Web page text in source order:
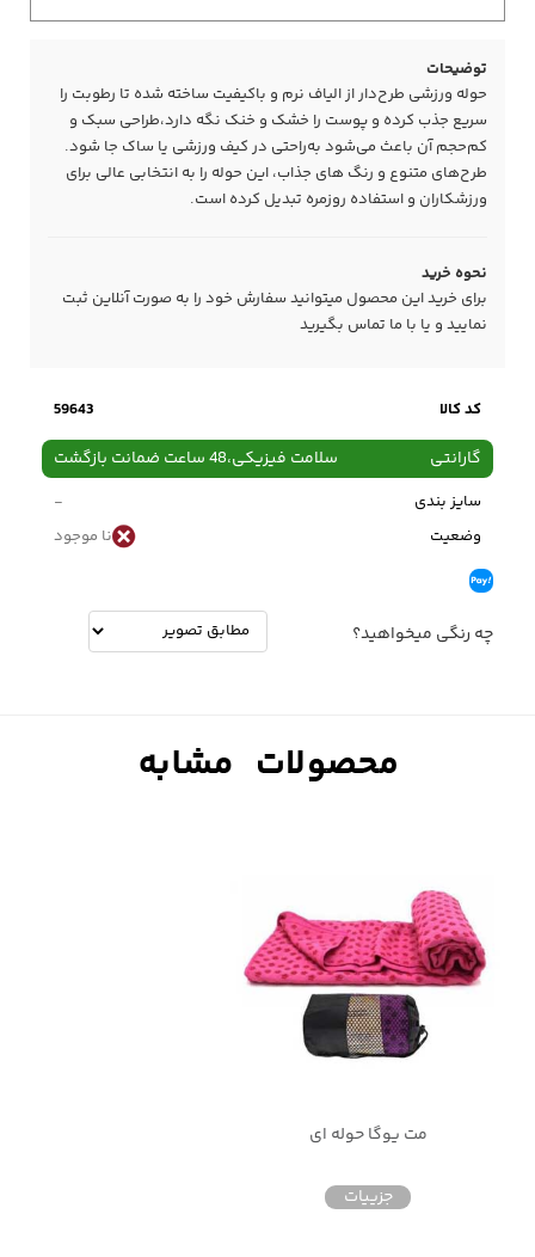
توضیحات
حوله ورزشی طرح‌دار از الیاف نرم و باکیفیت ساخته شده تا رطوبت را
سریع جذب کرده و پوست را خشک و خنک نگه دارد،طراحی سبک و
کم‌حجم آن باعث می‌شود به‌راحتی در کیف ورزشی یا ساک جا شود.
طرح‌های متنوع و رنگ‌ های جذاب، این حوله را به انتخابی عالی برای
ورزشکاران و استفاده روزمره تبدیل کرده است.
نحوه خرید
برای خرید این محصول میتوانید سفارش خود را به صورت آنلاین ثبت
نمایید و یا با ما تماس بگیرید
کد کالا 59643
گارانتی سلامت فیزیکی،48 ساعت ضمانت بازگشت
سایز بندی
-
وضعیت
نا موجود
چه رنگی میخواهید؟
مت یوگا حوله ای
جزییات